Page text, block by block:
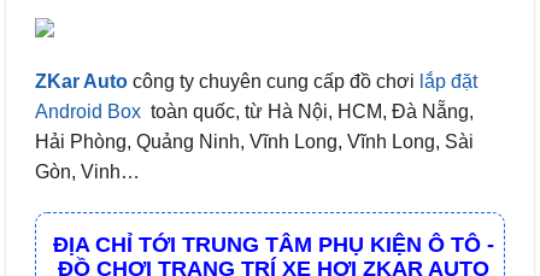
ZKar Auto công ty chuyên cung cấp đồ chơi lắp đặt
Android Box toàn quốc, từ Hà Nội, HCM, Đà Nẵng,
Hải Phòng, Quảng Ninh, Vĩnh Long, Vĩnh Long, Sài
Gòn, Vinh…
ĐỊA CHỈ TỚI TRUNG TÂM PHỤ KIỆN Ô TÔ -
ĐỒ CHƠI TRANG TRÍ XE HƠI ZKAR AUTO